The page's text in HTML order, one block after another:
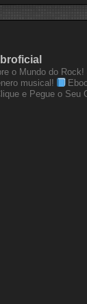
o Mundo do Rock!
musical!
e Pegue o Seu